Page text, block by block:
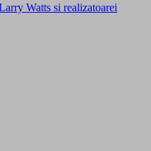
Watts si realizatoarei